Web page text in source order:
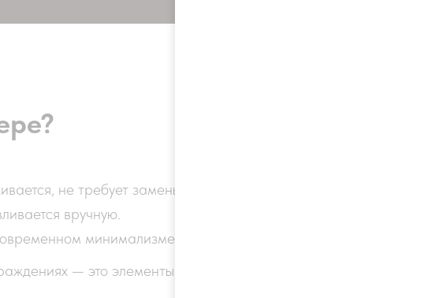
не требует замены.
вручную.
минимализме.
— это элементы, которые всегда